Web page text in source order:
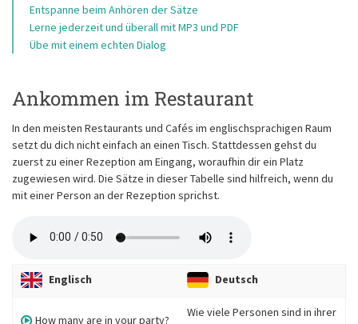
Entspanne beim Anhören der Sätze
Lerne jederzeit und überall mit MP3 und PDF
Übe mit einem echten Dialog
Ankommen im Restaurant
In den meisten Restaurants und Cafés im englischsprachigen Raum
setzt du dich nicht einfach an einen Tisch. Stattdessen gehst du
zuerst zu einer Rezeption am Eingang, woraufhin dir ein Platz
zugewiesen wird. Die Sätze in dieser Tabelle sind hilfreich, wenn du
mit einer Person an der Rezeption sprichst.
Englisch Deutsch
How many are in your party?
Wie viele Personen sind in ihrer